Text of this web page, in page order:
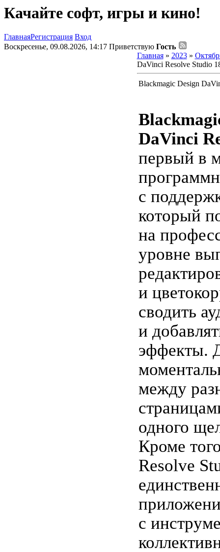
Качайте софт, игры и кино!
ГлавнаяРегистрация Вход
Воскресенье, 09.08.2026, 14:17 Приветствую Гость
Главная» 2023 »
DaVinci Resolve Studio
Blackmagic Design
DaVinci
первый в
с
который
на
уровне
и
сводить
и
эффекты.
между
одного
Кроме
Resolve
с